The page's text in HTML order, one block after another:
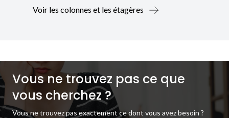
Voir les colonnes et les étagères
Vous ne trouvez pas ce que
vous cherchez ?
Vous ne trouvez pas exactement ce dont vous avez besoin ?